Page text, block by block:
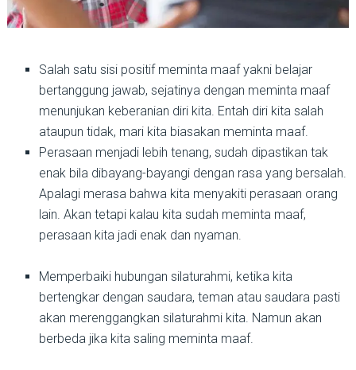
Salah satu sisi positif meminta maaf yakni belajar
bertanggung jawab, sejatinya dengan meminta maaf
menunjukan keberanian diri kita. Entah diri kita salah
ataupun tidak, mari kita biasakan meminta maaf.
Perasaan menjadi lebih tenang, sudah dipastikan tak
enak bila dibayang-bayangi dengan rasa yang bersalah.
Apalagi merasa bahwa kita menyakiti perasaan orang
lain. Akan tetapi kalau kita sudah meminta maaf,
perasaan kita jadi enak dan nyaman.
Memperbaiki hubungan silaturahmi, ketika kita
bertengkar dengan saudara, teman atau saudara pasti
akan merenggangkan silaturahmi kita. Namun akan
berbeda jika kita saling meminta maaf.